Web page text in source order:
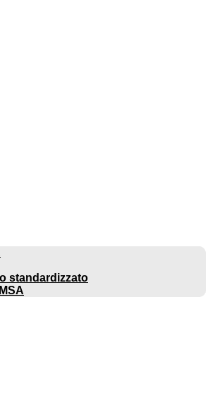
standardizzato